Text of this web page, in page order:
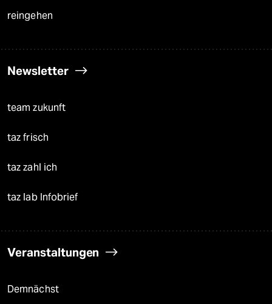
reingehen
Newsletter
team zukunft
taz frisch
taz zahl ich
taz lab Infobrief
Veranstaltungen
Demnächst